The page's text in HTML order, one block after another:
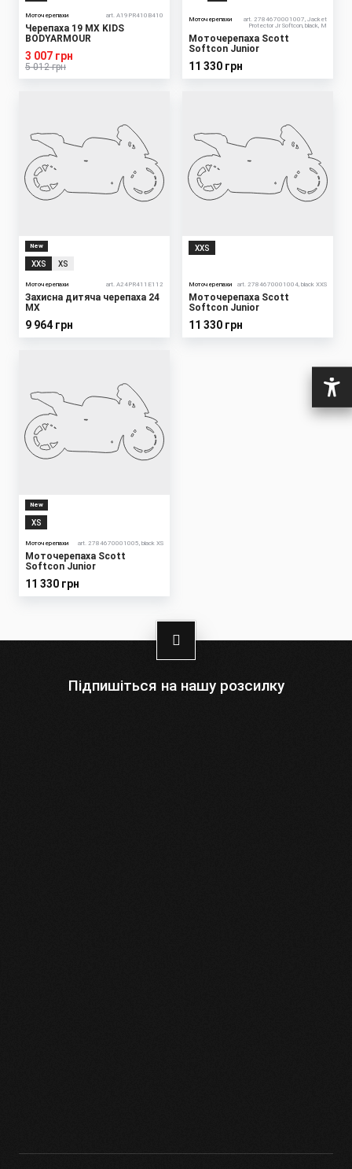
Моточерепахи art. A19PR410B410
Черепаха 19 MX KIDS
BODYARMOUR
5 012 грн
3 007 грн
Моточерепахи
art. 2784670001007, Jacket
Protector Jr Softcon, black, M
Моточерепаха Scott
Softcon Junior
11 330 грн
New
XXS XS
Моточерепахи art. A24PR411E112
Захисна дитяча черепаха 24
MX
9 964 грн
XXS
Моточерепахи art. 2784670001004, black XXS
Моточерепаха Scott
Softcon Junior
11 330 грн
New
XS
Моточерепахи art. 2784670001005, black XS
Моточерепаха Scott
Softcon Junior
11 330 грн
Підпишіться на нашу розсилку